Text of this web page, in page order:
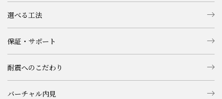
選べる工法
保証・サポート
耐震へのこだわり
バーチャル内見